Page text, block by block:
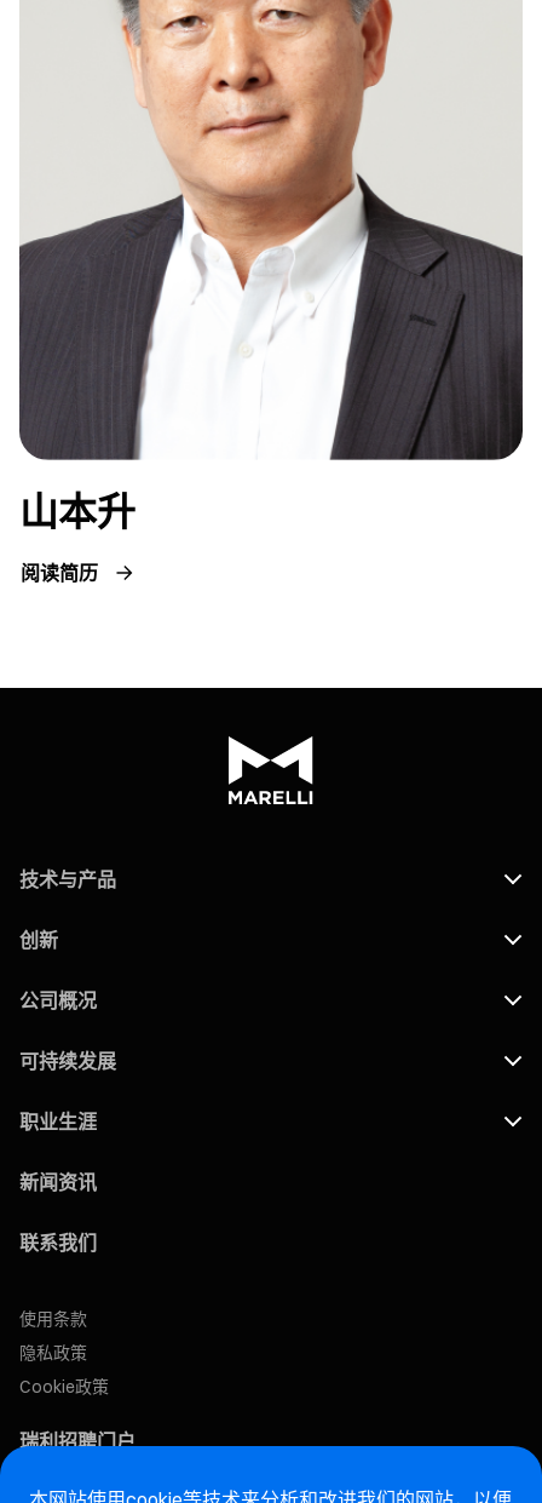
山本升
阅读简历
技术与产品
创新
公司概况
可持续发展
职业生涯
新闻资讯
联系我们
使用条款
隐私政策
Cookie政策
瑞利招聘门户